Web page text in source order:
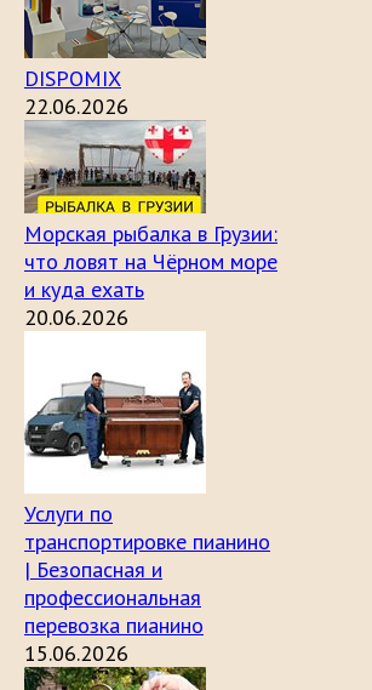
DISPOMIX
22.06.2026
Морская рыбалка в Грузии:
что ловят на Чёрном море
и куда ехать
20.06.2026
Услуги по
транспортировке пианино
| Безопасная и
профессиональная
перевозка пианино
15.06.2026